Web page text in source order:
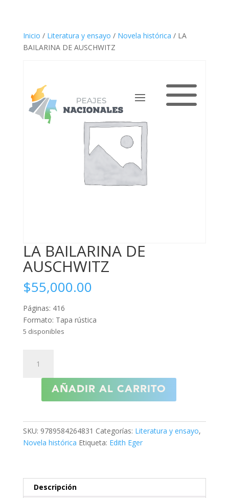
a
Inicio / Literatura y ensayo / Novela histórica / LA
BAILARINA DE AUSCHWITZ
LA BAILARINA DE
AUSCHWITZ
$55,000.00
Páginas: 416
Formato: Tapa rústica
5 disponibles
BAILARINA
AUSCHWITZ
cantidad
AÑADIR AL CARRITO
SKU: 9789584264831 Categorías: Literatura y ensayo,
Novela histórica Etiqueta: Edith Eger
Descripción